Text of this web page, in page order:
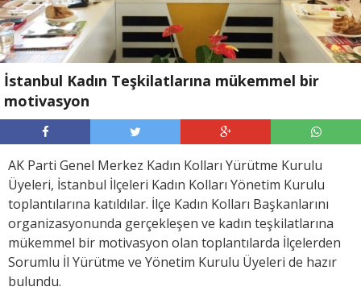
İstanbul Kadın Teşkilatlarına mükemmel bir
motivasyon
AK Parti Genel Merkez Kadın Kolları Yürütme Kurulu
Üyeleri, İstanbul İlçeleri Kadın Kolları Yönetim Kurulu
toplantılarına katıldılar. İlçe Kadın Kolları Başkanlarını
organizasyonunda gerçekleşen ve kadın teşkilatlarına
mükemmel bir motivasyon olan toplantılarda İlçelerden
Sorumlu İl Yürütme ve Yönetim Kurulu Üyeleri de hazır
bulundu.